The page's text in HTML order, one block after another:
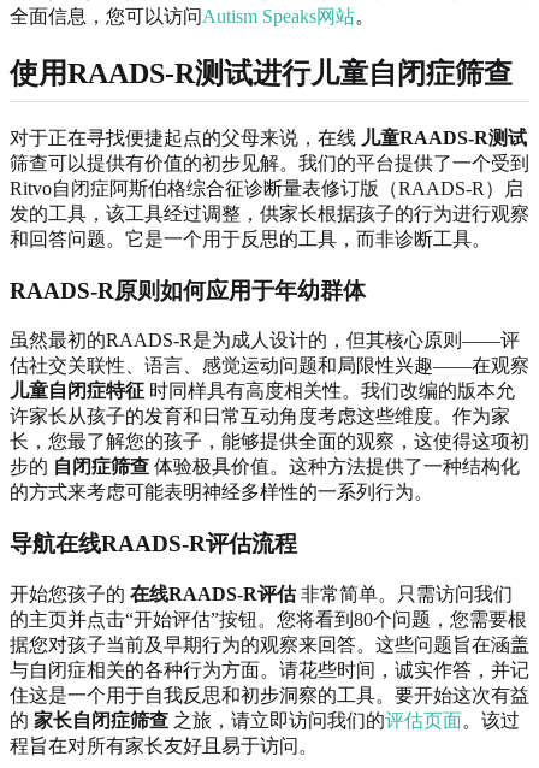
全面信息，您可以访问Autism Speaks网站。
使用RAADS-R测试进行儿童自闭症筛查
对于正在寻找便捷起点的父母来说，在线 儿童RAADS-R测试
筛查可以提供有价值的初步见解。我们的平台提供了一个受到
Ritvo自闭症阿斯伯格综合征诊断量表修订版（RAADS-R）启
发的工具，该工具经过调整，供家长根据孩子的行为进行观察
和回答问题。它是一个用于反思的工具，而非诊断工具。
RAADS-R原则如何应用于年幼群体
虽然最初的RAADS-R是为成人设计的，但其核心原则——评
估社交关联性、语言、感觉运动问题和局限性兴趣——在观察
儿童自闭症特征 时同样具有高度相关性。我们改编的版本允
许家长从孩子的发育和日常互动角度考虑这些维度。作为家
长，您最了解您的孩子，能够提供全面的观察，这使得这项初
步的 自闭症筛查 体验极具价值。这种方法提供了一种结构化
的方式来考虑可能表明神经多样性的一系列行为。
导航在线RAADS-R评估流程
开始您孩子的 在线RAADS-R评估非常简单。只需访问我们
的主页并点击“开始评估”按钮。您将看到80个问题，您需要根
据您对孩子当前及早期行为的观察来回答。这些问题旨在涵盖
与自闭症相关的各种行为方面。请花些时间，诚实作答，并记
住这是一个用于自我反思和初步洞察的工具。要开始这次有益
的 家长自闭症筛查 之旅，请立即访问我们的评估页面。该过
程旨在对所有家长友好且易于访问。